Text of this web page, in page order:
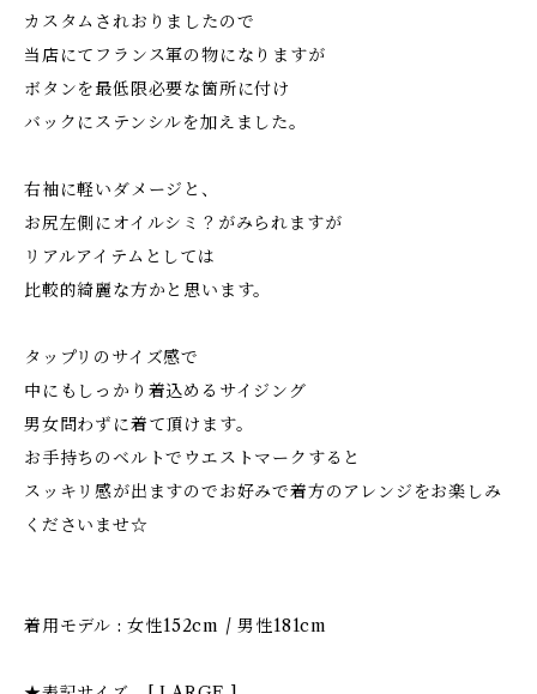
カスタムされおりましたので
当店にてフランス軍の物になりますが
ボタンを最低限必要な箇所に付け
バックにステンシルを加えました。
右袖に軽いダメージと、
お尻左側にオイルシミ？がみられますが
リアルアイテムとしては
比較的綺麗な方かと思います。
タップリのサイズ感で
中にもしっかり着込めるサイジング
男女問わずに着て頂けます。
お手持ちのベルトでウエストマークすると
スッキリ感が出ますのでお好みで着方のアレンジをお楽しみ
くださいませ☆
着用モデル : 女性152cm / 男性181cm